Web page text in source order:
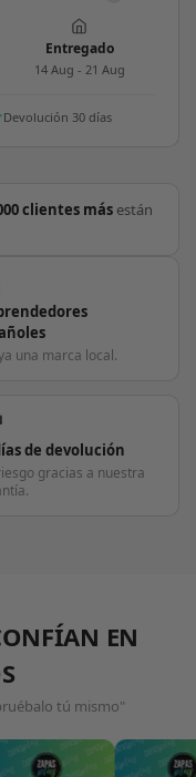
Entregado
14 Aug - 21 Aug
Devolución 30 días
clientes más están
una marca local.
de devolución
gracias a nuestra
EN
tú mismo"